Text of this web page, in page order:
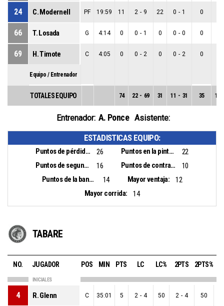
24 C. Modernell PF 19:59 11 2 - 9 22 0 - 1 0
66 T. Losada G 4:14 0 0 - 1 0 0 - 0 0
69 H. Timote C 4:05 0 0 - 2 0 0 - 2 0
Equipo / Entrenador
TOTALES EQUIPO 74 22 - 69 31 11 - 31 35 11
Entrenador: A. Ponce Asistente:
ESTADISTICAS EQUIPO:
Puntos de pérdidas: 26 Puntos en la pintura:
22
Puntos de segunda oportunidad:
16 Puntos de contra ataque:
10
Puntos de la banca:
14 Mayor ventaja:
12
Mayor corrida:
14
TABARE
NO. JUGADOR POS MIN PTS LC LC% 2PTS 2PTS%
INICIALES
4 R. Glenn C 35:01 5 2 - 4 50 2 - 4 50